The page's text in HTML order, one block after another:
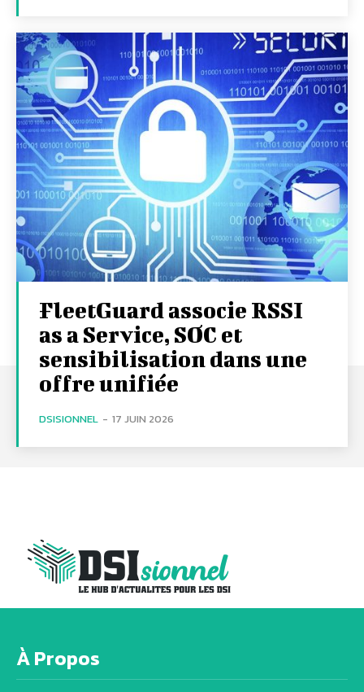
FleetGuard associe RSSI
as a Service, SOC et
sensibilisation dans une
offre unifiée
DSISIONNEL - 17 JUIN 2026
À Propos